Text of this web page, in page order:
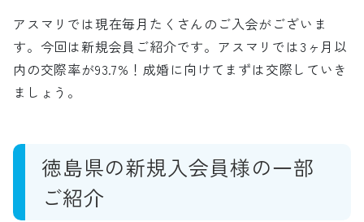
アスマリでは現在毎月たくさんのご入会がございま
す。今回は新規会員ご紹介です。アスマリでは3ヶ月以
内の交際率が93.7%！成婚に向けてまずは交際していき
ましょう。
徳島県の新規入会員様の一部
ご紹介